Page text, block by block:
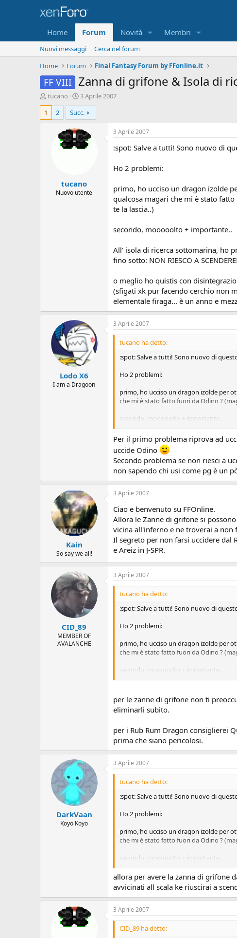
Home Forum Novità Membri
Nuovi messaggi
Cerca nel forum
Home
Forum Final Fantasy Forum by FFonline.it
FF VIII Zanna di grifone & Isola di
A
u
o
tucano
D
a
t
a
d
'
i
i
o
3 Aprile 2007
1
2 Succ.
tucano
Nuovo utente
3 Aprile 2007
:spot: Salve a tutti! Sono nuovo di
Ho 2 problemi:
primo, ho ucciso un dragon izolde
qualcosa magari che mi è stato
te la lascia..)
secondo, mooooolto + importante..
All' isola di ricerca sottomarina, ho
fino sotto: NON RIESCO A
o meglio ho quistis con
(sfigati xk pur facendo cerchio non
elementale firaga... è un anno e
Lodo X6
I am a Dragoon
3 Aprile 2007
tucano ha detto:
:spot: Salve a tutti! Sono nuovo di
Ho 2 problemi:
primo, ho ucciso un dragon izolde per
che mi è stato fatto fuori da Odino ?
secondo, mooooolto + importante..
All' isola di ricerca sottomarina, ho
A SCENDEREEEE
o meglio ho quistis con
cerchio non mi esce il limit di quistis :'-(
sono fermo lì... Idee??
Per il primo problema riprova ad
uccide Odino
Secondo problema se non riesci a
non sapendo chi usi come pg è un
Kain
So say we all!
3 Aprile 2007
Ciao e benvenuto su FFOnline.
Allora le Zanne di grifone si
vicina all'inferno e ne troverai a non
Il segreto per non farsi uccidere dal
e Areiz in J-SPR.
CID_89
MEMBER OF
AVALANCHE
3 Aprile 2007
tucano ha detto:
:spot: Salve a tutti! Sono nuovo di
Ho 2 problemi:
primo, ho ucciso un dragon izolde per
che mi è stato fatto fuori da Odino ?
secondo, mooooolto + importante..
A SCENDEREEEE
o meglio ho quistis con
sono fermo lì... Idee??
per le zanne di grifone non ti
eliminarli subito.
per i Rub Rum Dragon consiglierei
prima che siano pericolosi.
DarkVaan
Koyo Koyo
3 Aprile 2007
tucano ha detto:
:spot: Salve a tutti! Sono nuovo di
Ho 2 problemi:
primo, ho ucciso un dragon izolde per
che mi è stato fatto fuori da Odino ?
secondo, mooooolto + importante..
All' isola di ricerca sottomarina, ho
A SCENDEREEEE
o meglio ho quistis con
cerchio non mi esce il limit di quistis :'-(
sono fermo lì... Idee??
allora per avere la zanna di grifone
avvicinati all scala ke riuscirai a
3 Aprile 2007
CID_89 ha detto: